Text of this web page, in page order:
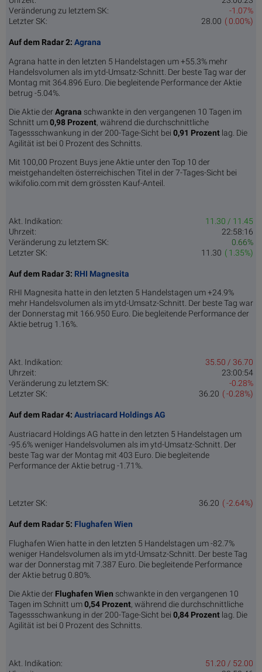
Veränderung zu letztem SK:
-1.07%
Letzter SK:
( 0.00%)
28.00
Auf dem Radar 2: Agrana
Agrana hatte in den letzten 5 Handelstagen um +55.3% mehr
Handelsvolumen als im ytd-Umsatz-Schnitt. Der beste Tag war der
Montag mit 364.896 Euro. Die begleitende Performance der Aktie
betrug -5.04%.
Die Aktie derAgrana schwankte in den vergangenen 10 Tagen im
Schnitt um0,98 Pro­zent, während die durchschnittliche
Tagessschwankung in der 200-Tage-Sicht bei 0,91 Prozent lag. Die
Agilität ist bei 0 Prozent des Schnitts.
Mit 100,00 Prozent Buys jene Aktie unter den Top 10 der
meistgehandelten österreichischen Titel in der 7-Tages-Sicht bei
wikifolio.com mit dem grössten Kauf-Anteil.
Akt. Indikation:
11.30 / 11.45
Uhrzeit:
22:58:16
Veränderung zu letztem SK:
0.66%
Letzter SK:
( 1.35%)
11.30
Auf dem Radar 3: RHI Magnesita
RHI Magnesita hatte in den letzten 5 Handelstagen um +24.9%
mehr Handelsvolumen als im ytd-Umsatz-Schnitt. Der beste Tag war
der Donnerstag mit 166.950 Euro. Die begleitende Performance der
Aktie betrug 1.16%.
Akt. Indikation:
35.50 / 36.70
Uhrzeit:
23:00:54
Veränderung zu letztem SK:
-0.28%
Letzter SK:
( -0.28%)
36.20
Auf dem Radar 4: Austriacard Holdings AG
Austriacard Holdings AG hatte in den letzten 5 Handelstagen um
-95.6% weniger Handelsvolumen als im ytd-Umsatz-Schnitt. Der
beste Tag war der Montag mit 403 Euro. Die begleitende
Performance der Aktie betrug -1.71%.
Letzter SK: ( -2.64%)
36.20
Auf dem Radar 5: Flughafen Wien
Flughafen Wien hatte in den letzten 5 Handelstagen um -82.7%
weniger Handelsvolumen als im ytd-Umsatz-Schnitt. Der beste Tag
war der Donnerstag mit 7.387 Euro. Die begleitende Performance
der Aktie betrug 0.80%.
Die Aktie der Flughafen Wien schwankte in den vergangenen 10
Tagen im Schnitt um0,54 Pro­zent, während die durchschnittliche
Tagessschwankung in der 200-Tage-Sicht bei 0,84 Prozent lag. Die
Agilität ist bei 0 Prozent des Schnitts.
Akt. Indikation:
51.20 / 52.00